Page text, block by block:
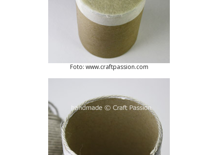
Foto: www.craftpassion.com